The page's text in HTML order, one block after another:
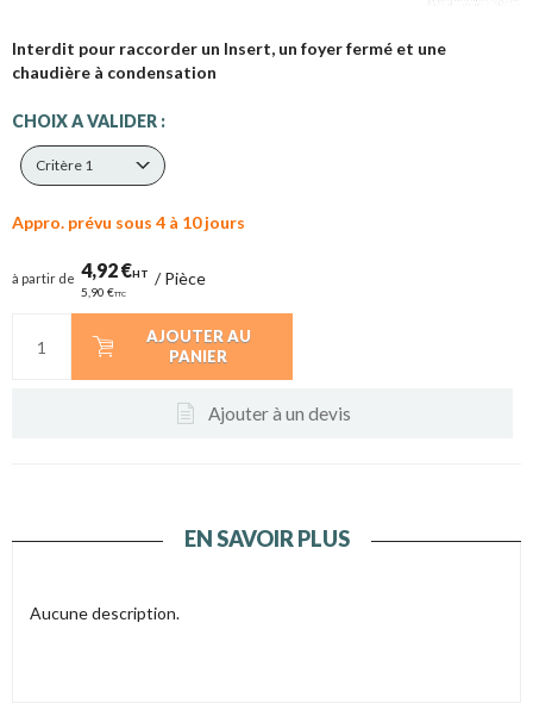
Interdit pour raccorder un Insert, un foyer fermé et une
chaudière à condensation
CHOIX A VALIDER :
Critère 1
Appro. prévu sous 4 à 10 jours
à partir de 4,92 €HT
5,90 €TTC
/Pièce
AJOUTER AU
PANIER
Ajouter à un devis
EN SAVOIR PLUS
Aucune description.